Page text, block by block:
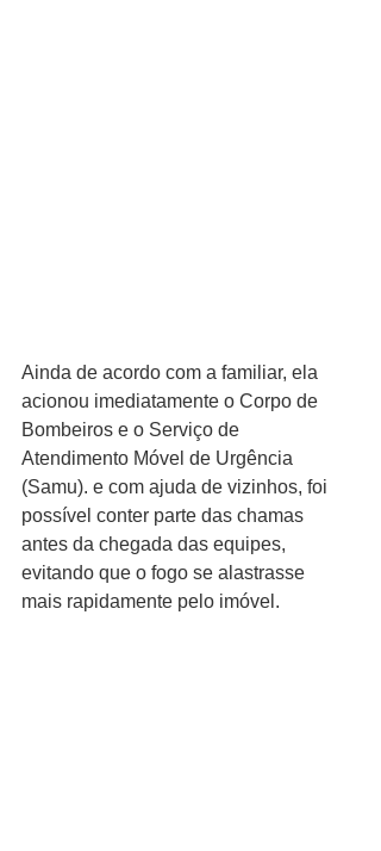
Ainda de acordo com a familiar, ela
acionou imediatamente o Corpo de
Bombeiros e o Serviço de
Atendimento Móvel de Urgência
(Samu). e com ajuda de vizinhos, foi
possível conter parte das chamas
antes da chegada das equipes,
evitando que o fogo se alastrasse
mais rapidamente pelo imóvel.